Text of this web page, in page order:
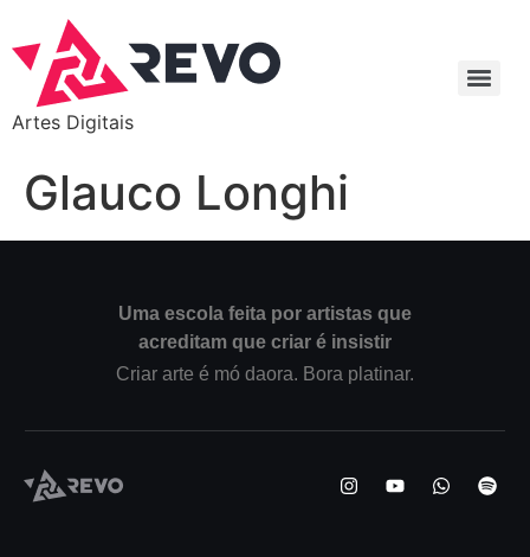
Artes Digitais
Glauco Longhi
Uma escola feita por artistas que
acreditam que criar é insistir
Criar arte é mó daora. Bora platinar.